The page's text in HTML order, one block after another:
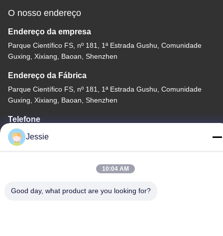
O nosso endereço
Endereço da empresa
Parque Científico FS, nº 181, 1ª Estrada Gushu, Comunidade
Guxing, Xixiang, Baoan, Shenzhen
Endereço da Fábrica
Parque Científico FS, nº 181, 1ª Estrada Gushu, Comunidade
Guxing, Xixiang, Baoan, Shenzhen
Telefone
86-0755-22300563
China de Boa Qualidade perfil conduzido do alumínio da tira
Jessie
10:04 AM
Good day, what product are you looking for?